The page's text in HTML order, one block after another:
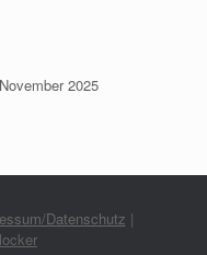
2025
Datenschutz |